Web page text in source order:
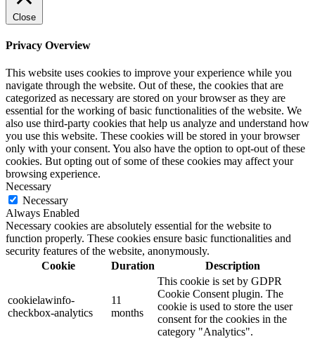
Close
Privacy Overview
This website uses cookies to improve your experience while you
navigate through the website. Out of these, the cookies that are
categorized as necessary are stored on your browser as they are
essential for the working of basic functionalities of the website. We
also use third-party cookies that help us analyze and understand how
you use this website. These cookies will be stored in your browser
only with your consent. You also have the option to opt-out of these
cookies. But opting out of some of these cookies may affect your
browsing experience.
Necessary
Necessary
Always Enabled
Necessary cookies are absolutely essential for the website to
function properly. These cookies ensure basic functionalities and
security features of the website, anonymously.
Cookie
Duration Description
cookielawinfo-
checkbox-analytics
11
months
This cookie is set by GDPR
Cookie Consent plugin. The
cookie is used to store the user
consent for the cookies in the
category "Analytics".